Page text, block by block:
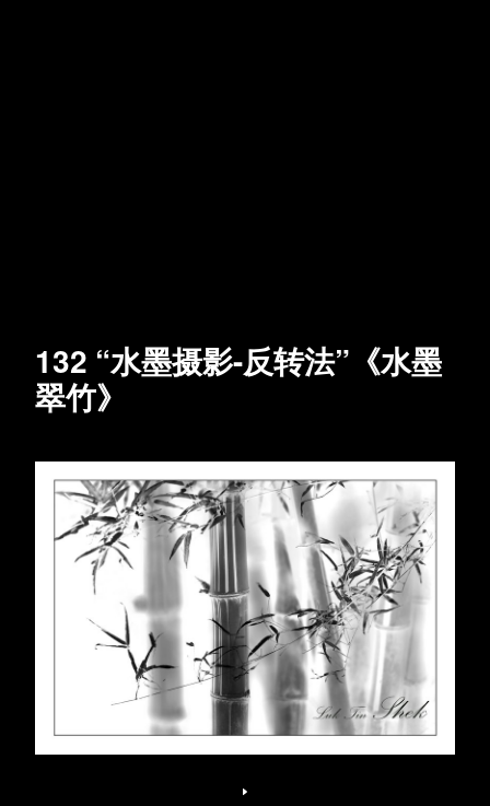
132 “水墨摄影-反转法”《水墨
翠竹》